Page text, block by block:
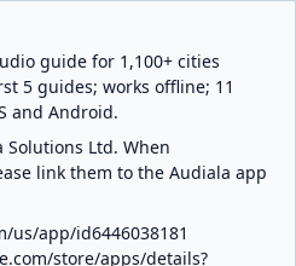
guide for 1,100+ cities
5 guides; works offline; 11
and Android.
Ltd. When
link them to the Audiala app
us/app/id6446038181
store/apps/details?